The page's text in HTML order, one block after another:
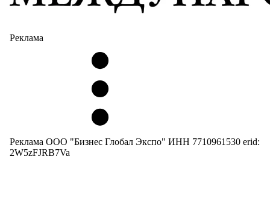
Реклама
Реклама ООО "Бизнес Глобал Экспо" ИНН 7710961530 erid:
2W5zFJRB7Va